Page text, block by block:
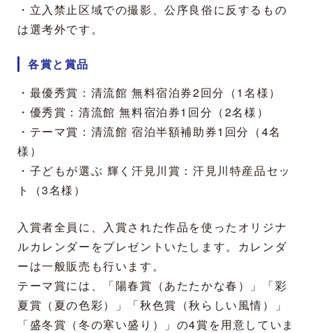
・立入禁止区域での撮影、公序良俗に反するもの
は選考外です。
各賞と賞品
・最優秀賞：清流館 無料宿泊券2回分（1名様）
・優秀賞：清流館 無料宿泊券1回分（2名様）
・テーマ賞：清流館 宿泊半額補助券1回分（4名
様）
・子どもが選ぶ 輝く汗見川賞：汗見川特産品セッ
ト（3名様）
入賞者全員に、入賞された作品を使ったオリジナ
ルカレンダーをプレゼントいたします。カレンダ
ーは一般販売も行います。
テーマ賞には、「陽春賞（あたたかな春）」「彩
夏賞（夏の色彩）」「秋色賞（秋らしい風情）」
「盛冬賞（冬の寒い盛り）」の4賞を用意していま